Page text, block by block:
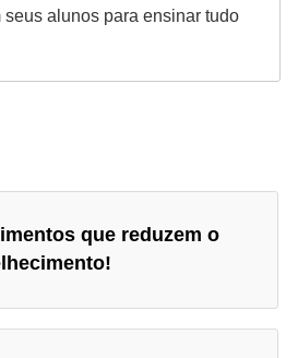
alunos para ensinar tudo
que reduzem o